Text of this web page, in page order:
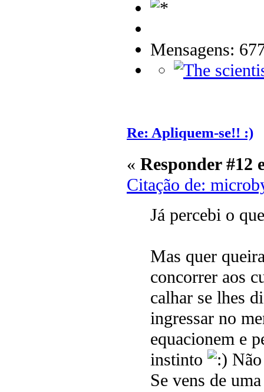
Mensagens:
Re: Apliquem-se!! :)
« Responder #12
Citação de:
Já percebi o
Mas quer
concorrer aos
calhar se lhes
ingressar no
equacionem e
instinto
Se vens de